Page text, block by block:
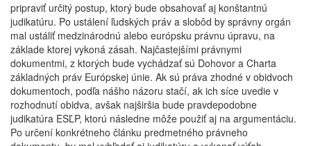
pripraviť určitý postup, ktorý bude obsahovať aj konštantnú
judikatúru. Po ustálení ľudských práv a slobôd by správny orgán
mal ustáliť medzinárodnú alebo európsku právnu úpravu, na
základe ktorej vykoná zásah. Najčastejšími právnymi
dokumentmi, z ktorých bude vychádzať sú Dohovor a Charta
základných práv Európskej únie. Ak sú práva zhodné v obidvoch
dokumentoch, podľa nášho názoru stačí, ak ich síce uvedie v
rozhodnutí obidva, avšak najširšia bude pravdepodobne
judikatúra ESĽP, ktorú následne môže použiť aj na argumentáciu.
Po určení konkrétneho článku predmetného právneho